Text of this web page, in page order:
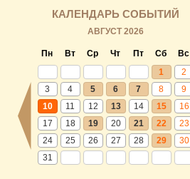
КАЛЕНДАРЬ СОБЫТИЙ
АВГУСТ 2026
Пн Вт Ср Чт Пт Сб
Вс
1
2
3
4 5 6 7 8
9
10
11 12 13 14 15
16
17
18 19 20 21 22
23
24
25 26 27 28 29
30
31